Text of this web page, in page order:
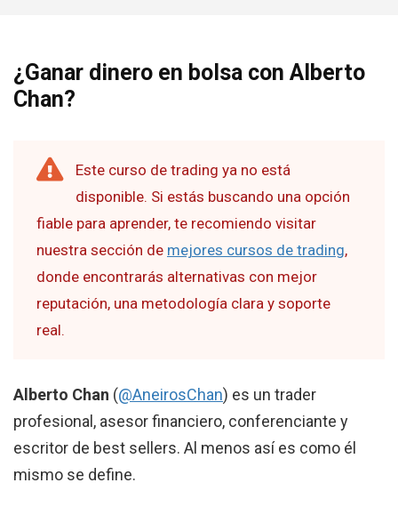
¿Ganar dinero en bolsa con Alberto
Chan?
Este curso de trading ya no está
disponible. Si estás buscando una opción
fiable para aprender, te recomiendo visitar
nuestra sección de mejores cursos de trading,
donde encontrarás alternativas con mejor
reputación, una metodología clara y soporte
real.
Alberto Chan (@AneirosChan) es un trader
profesional, asesor financiero, conferenciante y
escritor de best sellers. Al menos así es como él
mismo se define.